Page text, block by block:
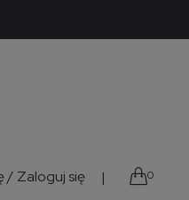
/ Zaloguj się | 0